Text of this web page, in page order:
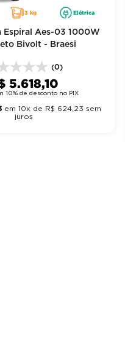
3 kg Elétrica
Espiral Aes-03 1000W
Bivolt - Braesi
(0)
5.618,10
10% de desconto no PIX
em10x de R$ 624 23 sem
juros